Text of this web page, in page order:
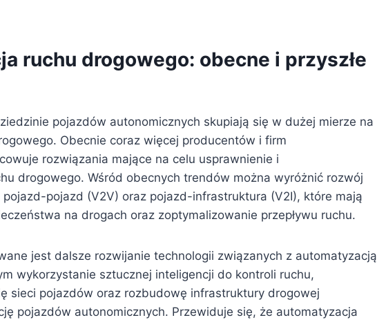
ruchu drogowego: obecne i przyszłe
pojazdów autonomicznych skupiają się w dużej mierze na
Obecnie coraz więcej producentów i firm
rozwiązania mające na celu usprawnienie i
drogowego. Wśród obecnych trendów można wyróżnić rozwój
pojazd (V2V) oraz pojazd-infrastruktura (V2I), które mają
na drogach oraz zoptymalizowanie przepływu ruchu.
jest dalsze rozwijanie technologii związanych z automatyzacją
wykorzystanie sztucznej inteligencji do kontroli ruchu,
sieci pojazdów oraz rozbudowę infrastruktury drogowej
pojazdów autonomicznych. Przewiduje się, że automatyzacja